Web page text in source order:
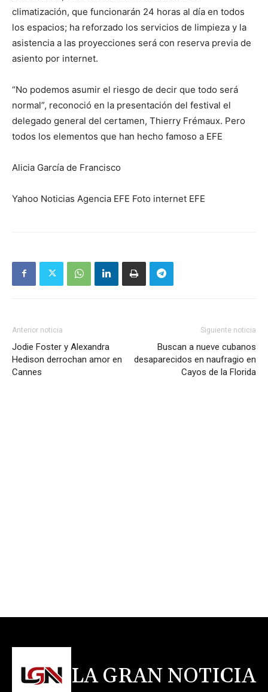
climatización, que funcionarán 24 horas al día en todos
los espacios; ha reforzado los servicios de limpieza y la
asistencia a las proyecciones será con reserva previa de
asiento por internet.
“No podemos asumir el riesgo de decir que todo será
normal”, reconoció en la presentación del festival el
delegado general del certamen, Thierry Frémaux. Pero
todos los elementos que han hecho famoso a EFE
Alicia García de Francisco
Yahoo Noticias Agencia EFE Foto internet EFE
Anterior noticia
Jodie Foster y Alexandra
Hedison derrochan amor en
Cannes
Siguiente noticia
Buscan a nueve cubanos
desaparecidos en naufragio en
Cayos de la Florida
LA GRAN NOTICIA